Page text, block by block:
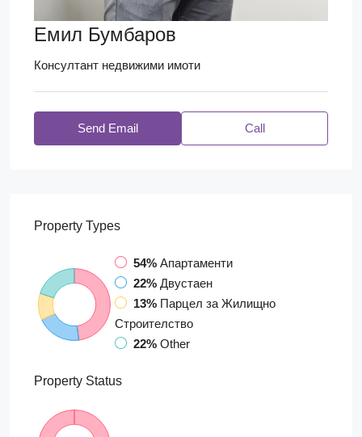
Емил Бумбаров
Консултант недвижими имоти
Send Email Call
Property Types
54% Апартаменти
22% Двустаен
13% Парцел за Жилищно
Строителство
22% Other
Property Status